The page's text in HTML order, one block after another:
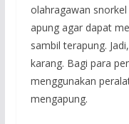
olahragawan
apung agar dapat
sambil terapung.
karang. Bagi para
menggunakan
mengapung.